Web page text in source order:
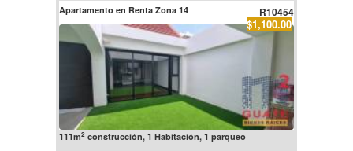
Apartamento en Renta Zona 14 R10454
$1,100.00
111m2construcción, 1 Habitación, 1 parqueo